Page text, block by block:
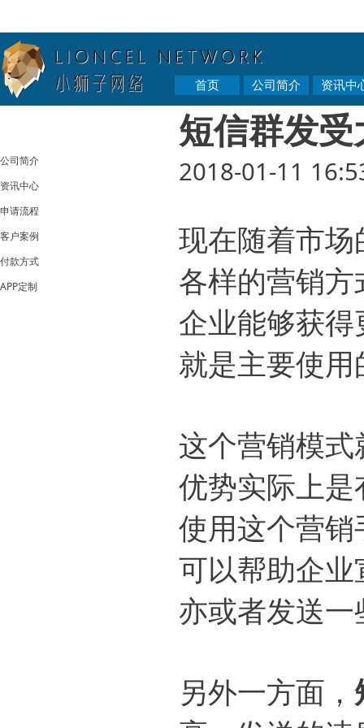
首页 公司简介 资讯中
公司简介
资讯中心
申请流程
客户案例
付款方式
APP定制
短信群发
2018-01-11
现在随着市
各样的营销
企业能够获
就是主要使
这个营销模式
优势实际上
使用这个营
可以帮助企
亦或者发送
另外一方面，